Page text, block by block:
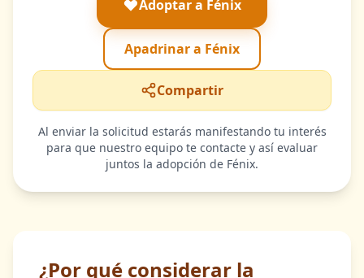
Adoptar a Fénix
Apadrinar a Fénix
Compartir
Al enviar la solicitud estarás manifestando tu interés
para que nuestro equipo te contacte y así evaluar
juntos la adopción de Fénix.
¿Por qué considerar la